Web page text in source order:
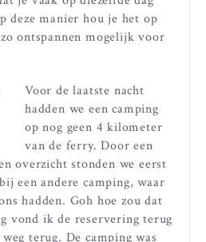
deze manier hou je het op
ontspannen mogelijk voor
Voor de laatste nacht
hadden we een camping
op nog geen 4 kilometer
van de ferry. Door een
overzicht stonden we eerst
een andere camping, waar
hadden. Goh hoe zou dat
vond ik de reservering terug
terug. De camping was